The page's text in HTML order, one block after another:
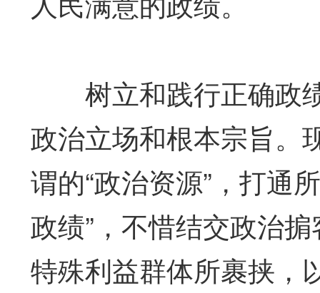
树立和践行正确政
政治立场和根本宗旨。
谓的“政治资源”，打通
政绩”，不惜结交政治
特殊利益群体所裹挟，